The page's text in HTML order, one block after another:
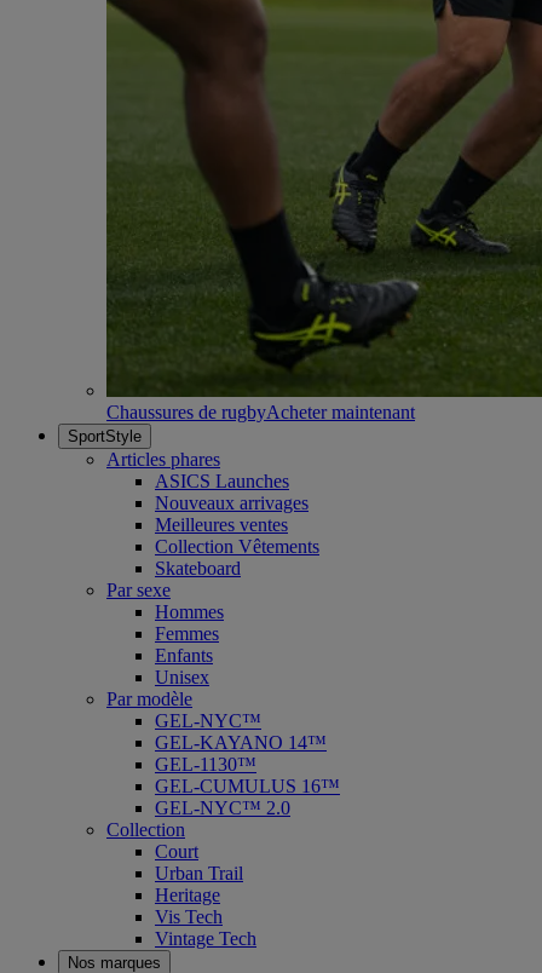
Chaussures de rugbyAcheter maintenant
SportStyle
Articles phares
ASICS Launches
Nouveaux arrivages
Meilleures ventes
Collection Vêtements
Skateboard
Par sexe
Hommes
Femmes
Enfants
Unisex
Par modèle
GEL-NYC™
GEL-KAYANO 14™
GEL-1130™
GEL-CUMULUS 16™
GEL-NYC™ 2.0
Collection
Court
Urban Trail
Heritage
Vis Tech
Vintage Tech
Nos marques